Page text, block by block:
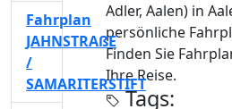
Adler, Aalen) in
persönliche
Finden Sie
Ihre Reise.
Tags:
Fahrplan
JAHNSTRAßE
/
SAMARITERSTIFT